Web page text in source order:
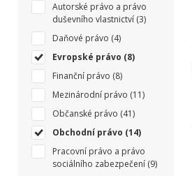
Autorské právo a právo
duševního vlastnictví (3)
Daňové právo (4)
Evropské právo (8)
Finanční právo (8)
Mezinárodní právo (11)
Občanské právo (41)
Obchodní právo (14)
Pracovní právo a právo
sociálního zabezpečení (9)